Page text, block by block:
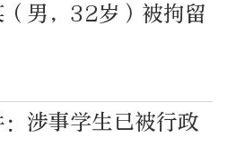
（男，32岁）被拘留
涉事学生已被行政